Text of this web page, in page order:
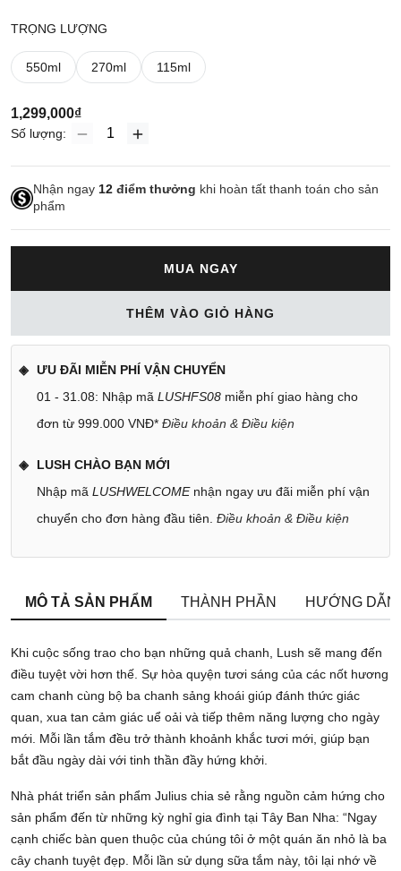
TRỌNG LƯỢNG
550ml 270ml 115ml
1,299,000₫
Số lượng:
Nhận ngay 12 điểm thưởng khi hoàn tất thanh toán cho sản
phẩm
MUA NGAY
THÊM VÀO GIỎ HÀNG
ƯU ĐÃI MIỄN PHÍ VẬN CHUYỂN
01 - 31.08: Nhập mã LUSHFS08 miễn phí giao hàng cho
đơn từ 999.000 VNĐ* Điều khoản & Điều kiện
LUSH CHÀO BẠN MỚI
Nhập mã LUSHWELCOMEnhận ngay ưu đãi miễn phí vận
chuyển cho đơn hàng đầu tiên. Điều khoản & Điều kiện
MÔ TẢ SẢN PHẨM THÀNH PHẦN HƯỚNG
Khi cuộc sống trao cho bạn những quả chanh, Lush sẽ mang đến
điều tuyệt vời hơn thế. Sự hòa quyện tươi sáng của các nốt hương
cam chanh cùng bộ ba chanh sảng khoái giúp đánh thức giác
quan, xua tan cảm giác uể oải và tiếp thêm năng lượng cho ngày
mới. Mỗi lần tắm đều trở thành khoảnh khắc tươi mới, giúp bạn
bắt đầu ngày dài với tinh thần đầy hứng khởi.
Nhà phát triển sản phẩm Julius chia sẻ rằng nguồn cảm hứng cho
sản phẩm đến từ những kỳ nghỉ gia đình tại Tây Ban Nha: “Ngay
cạnh chiếc bàn quen thuộc của chúng tôi ở một quán ăn nhỏ là ba
cây chanh tuyệt đẹp. Mỗi lần sử dụng sữa tắm này, tôi lại nhớ về